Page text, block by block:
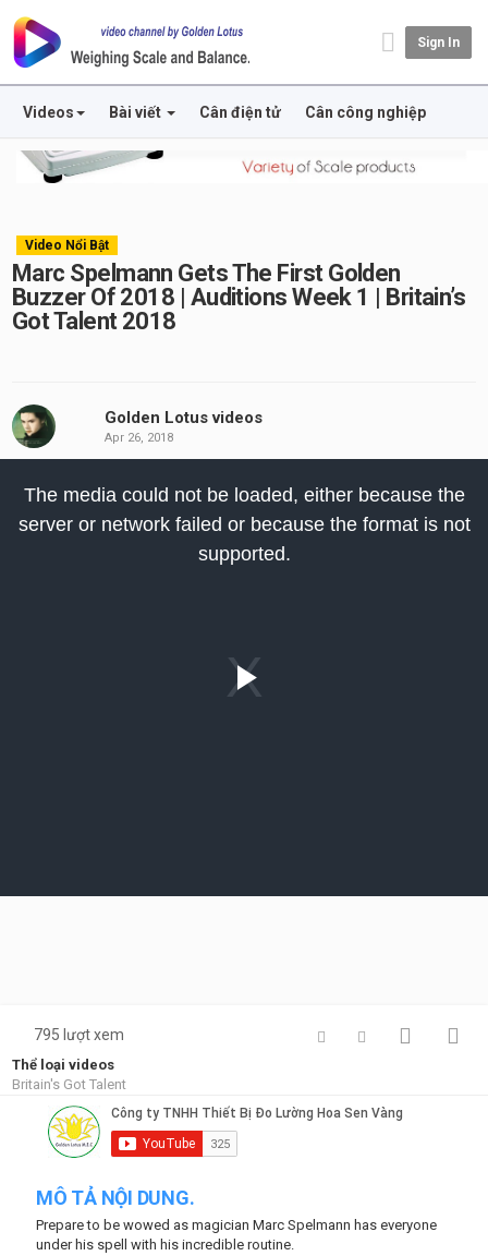
Sign In
Videos Bài viết Cân điện tử Cân công nghiệp
Video Nổi Bật
Marc Spelmann Gets The First Golden
Buzzer Of 2018 | Auditions Week 1 | Britain’s
Got Talent 2018
Golden Lotus videos
Apr 26, 2018
The media could not be loaded, either because the
server or network failed or because the format is not
supported.
795 lượt xem
Thể loại videos
Britain's Got Talent
MÔ TẢ NỘI DUNG.
Prepare to be wowed as magician Marc Spelmann has everyone
under his spell with his incredible routine.